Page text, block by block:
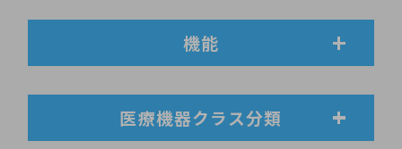
機能
医療機器クラス分類